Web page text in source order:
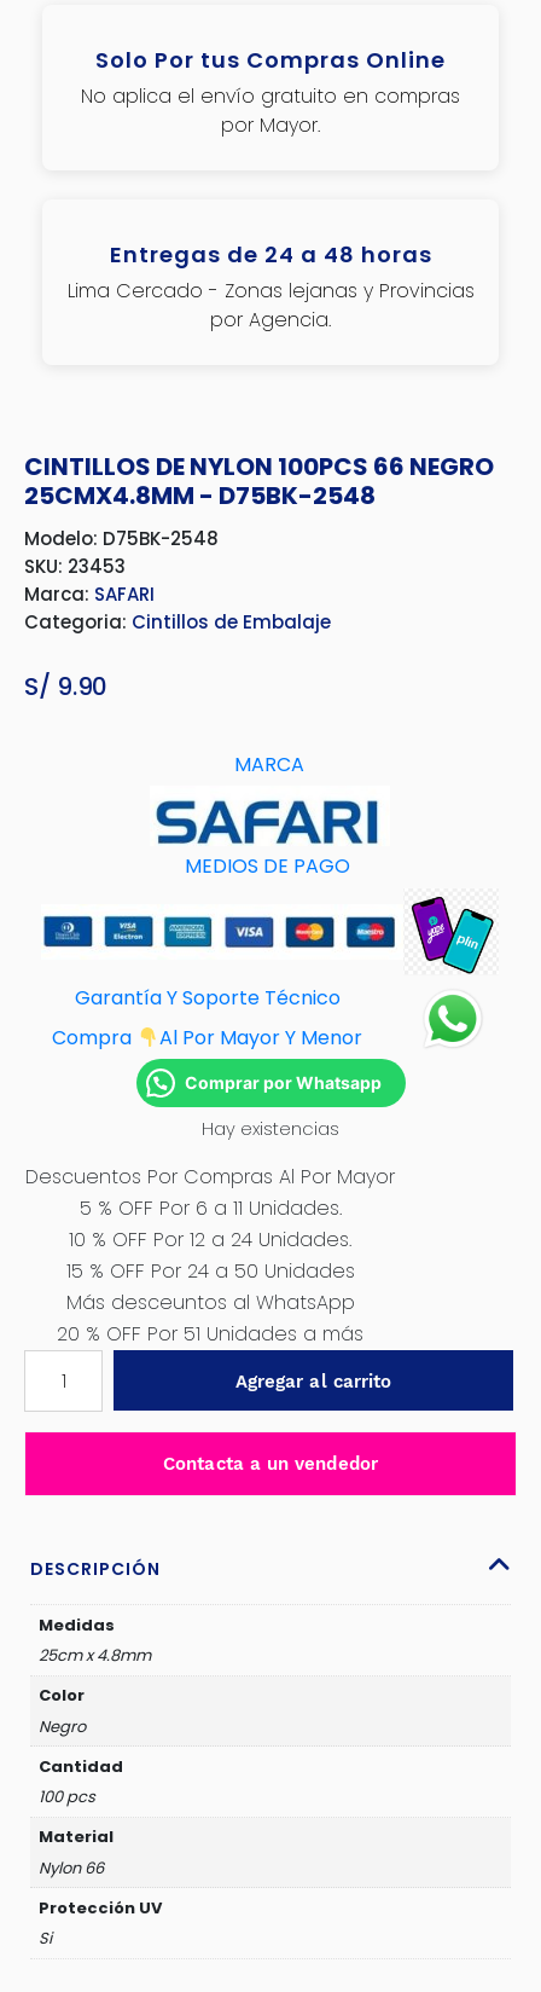
Solo Por tus Compras Online
No aplica el envío gratuito en compras
por Mayor.
Entregas de 24 a 48 horas
Lima Cercado - Zonas lejanas y Provincias
por Agencia.
CINTILLOS DE NYLON 100PCS 66 NEGRO
25CMX4.8MM - D75BK-2548
Modelo: D75BK-2548
SKU: 23453
Marca: SAFARI
Categoria: Cintillos de Embalaje
S/ 9.90
MARCA
MEDIOS DE PAGO
Garantía Y Soporte Técnico
Compra
Al Por Mayor Y Menor
Comprar por Whatsapp
Hay existencias
Descuentos Por Compras Al Por Mayor
5 % OFF Por 6 a 11 Unidades.
10 % OFF Por 12 a 24 Unidades.
15 % OFF Por 24 a 50 Unidades
Más desceuntos al WhatsApp
20 % OFF Por 51 Unidades a más
NYLON
-
2548
cantidad
Agregar al carrito
Contacta a un vendedor
DESCRIPCIÓN
Medidas
25cm x 4.8mm
Color
Negro
Cantidad
100 pcs
Material
Nylon 66
Protección UV
Si